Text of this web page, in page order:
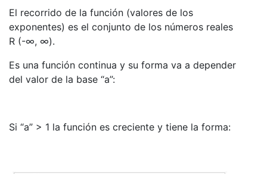
El recorrido de la función (valores de los
exponentes) es el conjunto de los números reales
R (-∞, ∞).
Es una función continua y su forma va a depender
del valor de la base “a”:
Si “a” > 1 la función es creciente y tiene la forma: